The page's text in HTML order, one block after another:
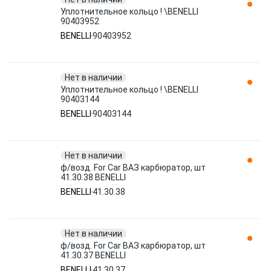
Уплотнительное кольцо ! \BENELLI
90403952
BENELLI 90403952
Нет в наличии
Уплотнительное кольцо ! \BENELLI
90403144
BENELLI 90403144
Нет в наличии
ф/возд. For Car ВАЗ карбюратор, шт
41.30.38 BENELLI
BENELLI 41.30.38
Нет в наличии
ф/возд. For Car ВАЗ карбюратор, шт
41.30.37 BENELLI